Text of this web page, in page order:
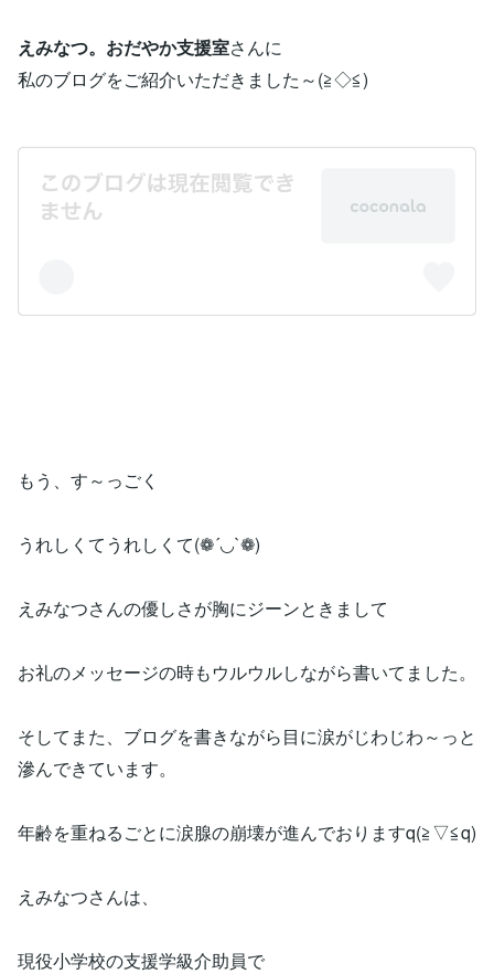
えみなつ。おだやか支援室さんに
私のブログをご紹介いただきました～(≧◇≦)
もう、す～っごく
うれしくてうれしくて(❁´◡`❁)
えみなつさんの優しさが胸にジーンときまして
お礼のメッセージの時もウルウルしながら書いてました。
そしてまた、ブログを書きながら目に涙がじわじわ～っと
滲んできています。
年齢を重ねるごとに涙腺の崩壊が進んでおりますq(≧▽≦q)
えみなつさんは、
現役小学校の支援学級介助員で